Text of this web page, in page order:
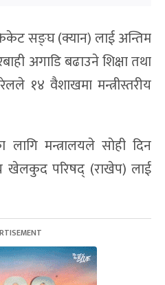
सङ्घ (क्यान) लाई अन्तिम
अगाडि बढाउने शिक्षा तथा
१४ वैशाखमा मन्त्रीस्तरीय
लागि मन्त्रालयले साेही दिन
खेलकुद परिषद् (राखेप) लाई